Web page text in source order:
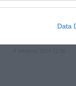
Data
4 sierpnia 2026 16:06
Pieniądze dla